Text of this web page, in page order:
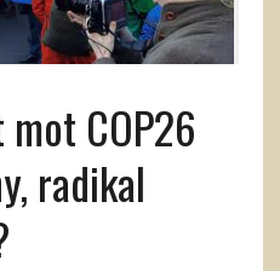
COP26
radikal